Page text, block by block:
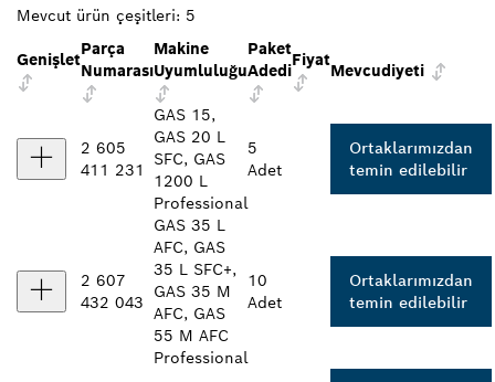
Mevcut ürün çeşitleri: 5
Genişlet
Parça
Numarası
Makine
Uyumluluğu
Paket
Adedi
Fiyat
Mevcudiyeti
2 605
411 231
GAS 15,
GAS 20 L
SFC, GAS
1200 L
Professional
5
Adet
Ortaklarımızdan
temin edilebilir
2 607
432 043
GAS 35 L
AFC, GAS
35 L SFC+,
GAS 35 M
AFC, GAS
55 M AFC
Professional
10
Adet
Ortaklarımızdan
temin edilebilir